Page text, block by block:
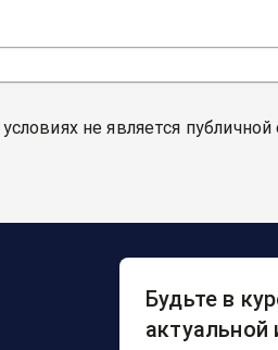
не является
Будьте в